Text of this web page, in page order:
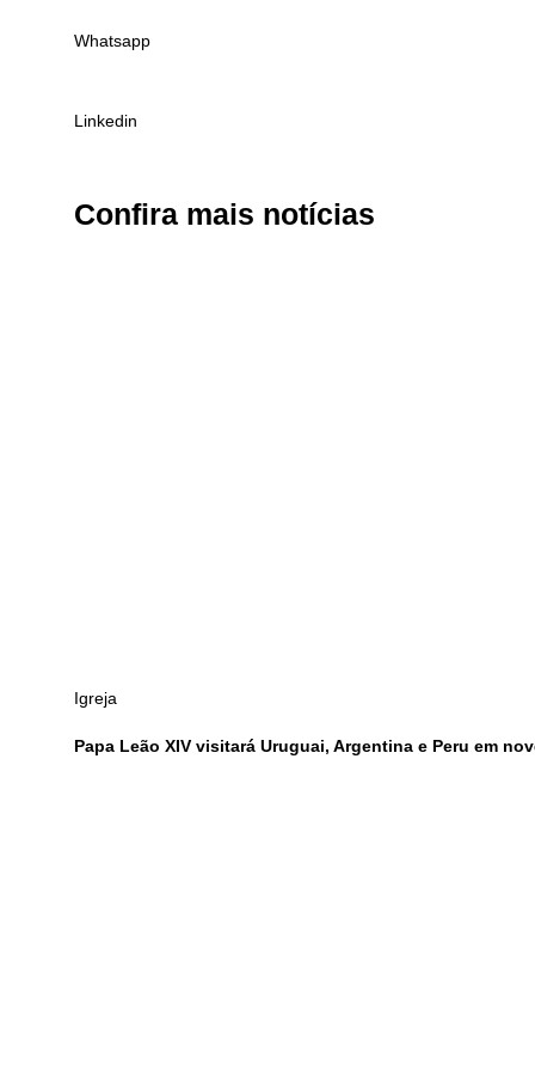
Whatsapp
Linkedin
Confira mais notícias
Igreja
Papa Leão XIV visitará Uruguai, Argentina e Peru em